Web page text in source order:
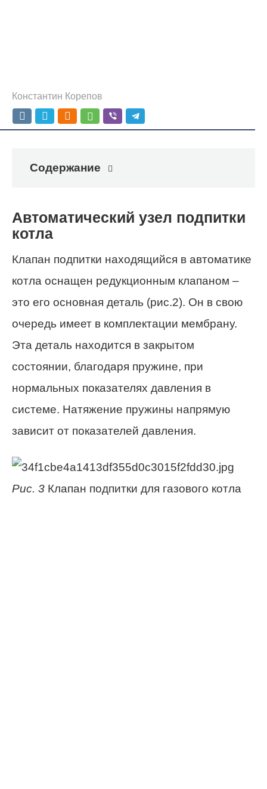
Константин Корепов
Содержание
Автоматический узел подпитки
котла
Клапан подпитки находящийся в автоматике
котла оснащен редукционным клапаном –
это его основная деталь (рис.2). Он в свою
очередь имеет в комплектации мембрану.
Эта деталь находится в закрытом
состоянии, благодаря пружине, при
нормальных показателях давления в
системе. Натяжение пружины напрямую
зависит от показателей давления.
Рис. 3 Клапан подпитки для газового котла